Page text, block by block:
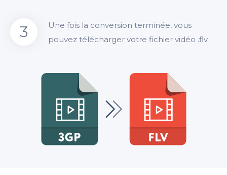
3
Une fois la conversion terminée, vous
pouvez télécharger votre fichier vidéo .flv